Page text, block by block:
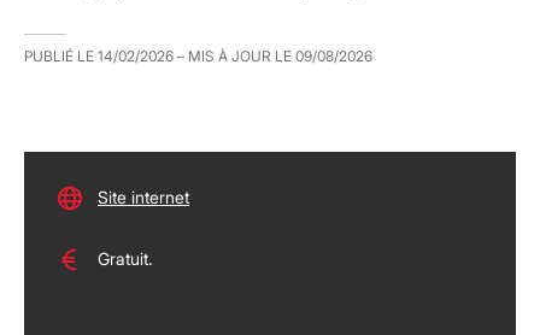
PUBLIÉ LE 14/02/2026 – MIS À JOUR LE 09/08/2026
Site internet
Gratuit.